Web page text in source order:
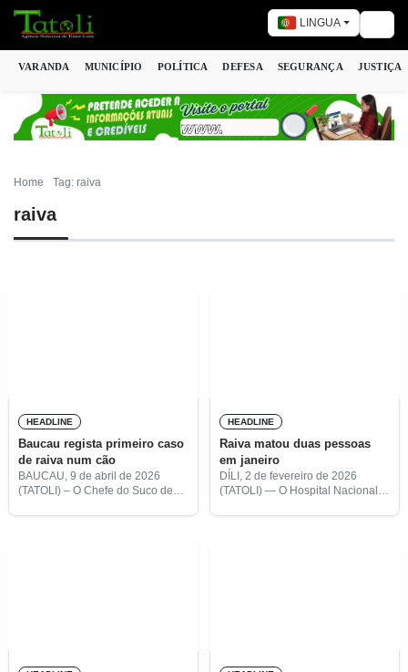
LINGUA
VARANDA MUNICÍPIO POLÍTICA DEFESA SEGURANÇA JUSTIÇA
Home Tag: raiva
raiva
HEADLINE
Baucau regista primeiro caso
de raiva num cão
BAUCAU, 9 de abril de 2026
(TATOLI) – O Chefe do Suco de
HEADLINE
Raiva matou duas pessoas
em janeiro
DÍLI, 2 de fevereiro de 2026
(TATOLI) — O Hospital Nacional